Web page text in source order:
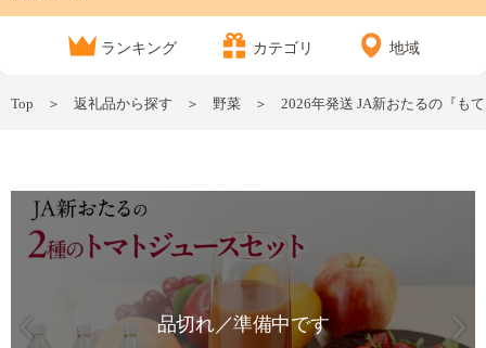
ランキング カテゴリ 地域
Top 返礼品から探す 野菜 2026年発送 JA新おたるの『も
品切れ／準備中です